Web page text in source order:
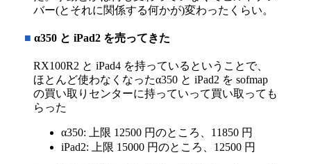
バー(とそれに関係する何かが)変わったくらい。
■ α350 と iPad2 を売ってきた
RX100R2 と iPad4 を持っているということで、
ほとんど使わなくなったα350 と iPad2 を sofmap
の買い取りセンターに持っていって買い取っても
らった
α350: 上限 12500 円のところ、11850 円
iPad2: 上限 15000 円のところ、12500 円